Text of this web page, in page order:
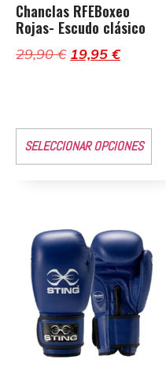
Chanclas RFEBoxeo
Rojas- Escudo clásico
29,90€ 19,95 €
SELECCIONAR OPCIONES